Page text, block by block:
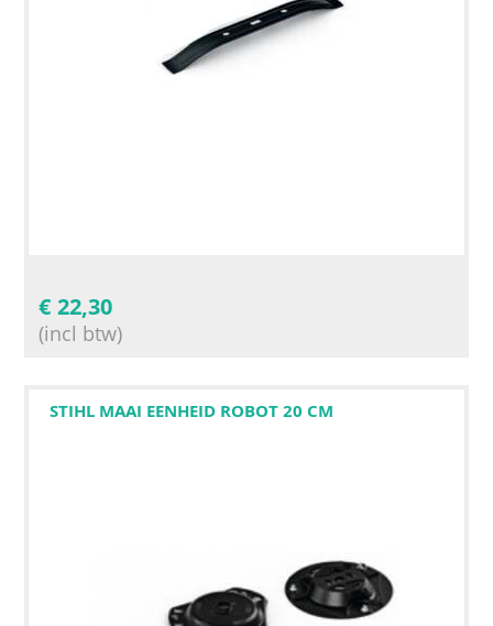
€ 22,30
(incl btw)
STIHL MAAI EENHEID ROBOT 20 CM